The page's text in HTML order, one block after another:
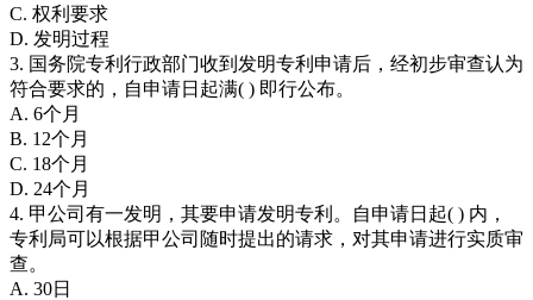
C. 权利要求
D. 发明过程
3. 国务院专利行政部门收到发明专利申请后，经初步审查认为
符合要求的，自申请日起满( ) 即行公布。
A. 6个月
B. 12个月
C. 18个月
D. 24个月
4. 甲公司有一发明，其要申请发明专利。自申请日起( ) 内，
专利局可以根据甲公司随时提出的请求，对其申请进行实质审
查。
A. 30日